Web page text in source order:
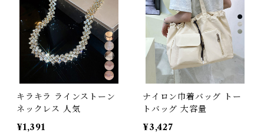
キラキラ ラインストーン
ネックレス 人気
¥1,391
ナイロン巾着バッグ トー
トバッグ 大容量
¥3,427